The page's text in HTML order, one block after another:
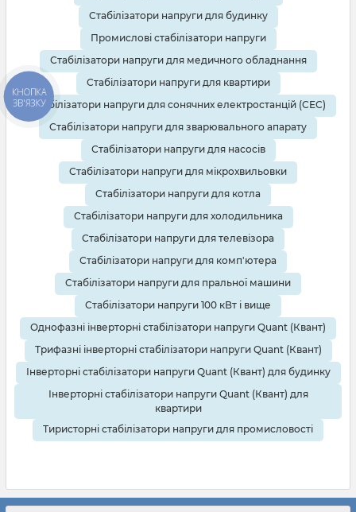
Стабілізатори напруги для будинку
Промислові стабілізатори напруги
Стабілізатори напруги для медичного обладнання
Стабілізатори напруги для квартири
Стабілізатори напруги для сонячних електростанцій (СЕС)
Стабілізатори напруги для зварювального апарату
Стабілізатори напруги для насосів
Стабілізатори напруги для мікрохвильовки
Стабілізатори напруги для котла
Стабілізатори напруги для холодильника
Стабілізатори напруги для телевізора
Стабілізатори напруги для комп'ютера
Стабілізатори напруги для пральної машини
Стабілізатори напруги 100 кВт і вище
Однофазні інверторні стабілізатори напруги Quant (Квант)
Трифазні інверторні стабілізатори напруги Quant (Квант)
Інверторні стабілізатори напруги Quant (Квант) для будинку
Інверторні стабілізатори напруги Quant (Квант) для
квартири
Тиристорні стабілізатори напруги для промисловості
КНОПКА
ЗВ'ЯЗКУ